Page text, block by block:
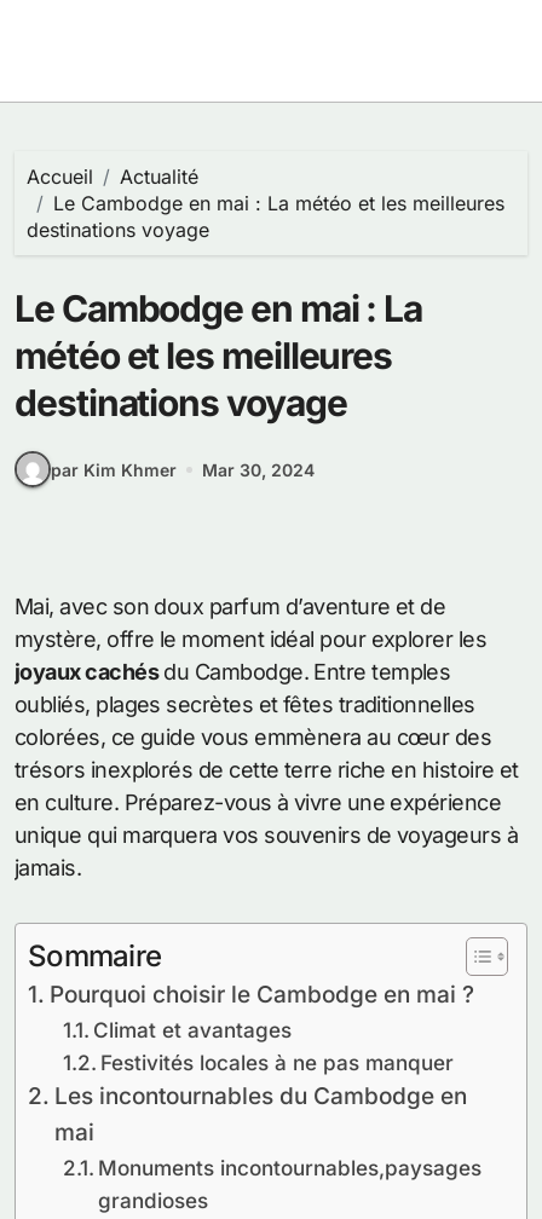
Accueil
Actualité
Le Cambodge en mai : La météo et les meilleures
destinations voyage
Le Cambodge en mai : La
météo et les meilleures
destinations voyage
par Kim Khmer Mar 30, 2024
Mai, avec son doux parfum d’aventure et de
mystère, offre le moment idéal pour explorer les
joyaux cachésdu Cambodge. Entre temples
oubliés, plages secrètes et fêtes traditionnelles
colorées, ce guide vous emmènera au cœur des
trésors inexplorés de cette terre riche en histoire et
en culture. Préparez-vous à vivre une expérience
unique qui marquera vos souvenirs de voyageurs à
jamais.
Sommaire
Pourquoi choisir le Cambodge en mai ?
Climat et avantages
Festivités locales à ne pas manquer
Les incontournables du Cambodge en
mai
Monuments incontournables,paysages
grandioses